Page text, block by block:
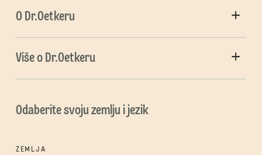
O Dr.Oetkeru
Više o Dr.Oetkeru
Odaberite svoju zemlju i jezik
ZEMLJA